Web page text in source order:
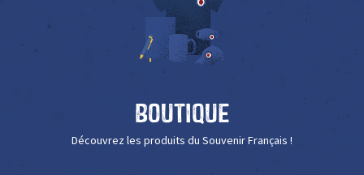
Boutique
Découvrez les produits du Souvenir Français !